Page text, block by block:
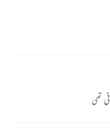
تھی